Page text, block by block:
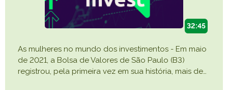
32:45
As mulheres no mundo dos investimentos - Em maio
de 2021, a Bolsa de Valores de São Paulo (B3)
registrou, pela primeira vez em sua história, mais de…